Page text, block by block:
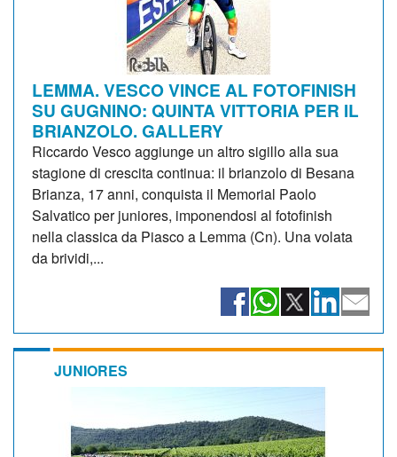
LEMMA. VESCO VINCE AL FOTOFINISH
SU GUGNINO: QUINTA VITTORIA PER IL
BRIANZOLO. GALLERY
Riccardo Vesco aggiunge un altro sigillo alla sua
stagione di crescita continua: il brianzolo di Besana
Brianza, 17 anni, conquista il Memorial Paolo
Salvatico per juniores, imponendosi al fotofinish
nella classica da Piasco a Lemma (Cn). Una volata
da brividi,...
JUNIORES